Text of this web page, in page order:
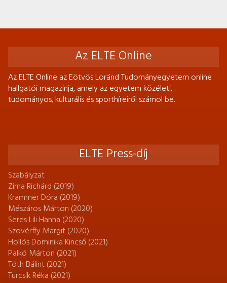
Az ELTE Online
Az ELTE Online az Eötvös Loránd Tudományegyetem online
hallgatói magazinja, amely az egyetem közéleti,
tudományos, kulturális és sporthíreiről számol be.
ELTE Press-díj
Szabályzat
Zima Richárd (2019)
Krammer Dóra (2019)
Mészáros Márton (2020)
Seres Lili Hanna (2020)
Szövérffy Margit (2020)
Hollós Dominika Kincső (2021)
Palkó Márton (2021)
Tóth Bálint (2021)
Turcsik Réka (2021)